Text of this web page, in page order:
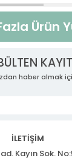
Ürün
KAYIT
haber almak
İLETİŞİM
Kayın Sok.